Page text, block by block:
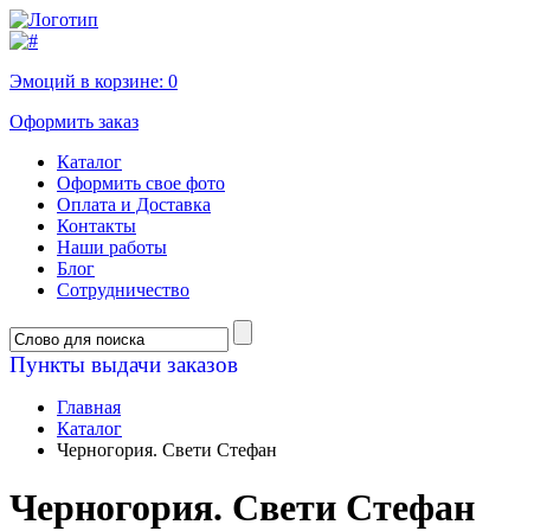
Эмоций в корзине: 0
Оформить заказ
Каталог
Оформить свое фото
Оплата и Доставка
Контакты
Наши работы
Блог
Сотрудничество
Пункты выдачи заказов
Главная
Каталог
Черногория. Свети Стефан
Черногория. Свети Стефан